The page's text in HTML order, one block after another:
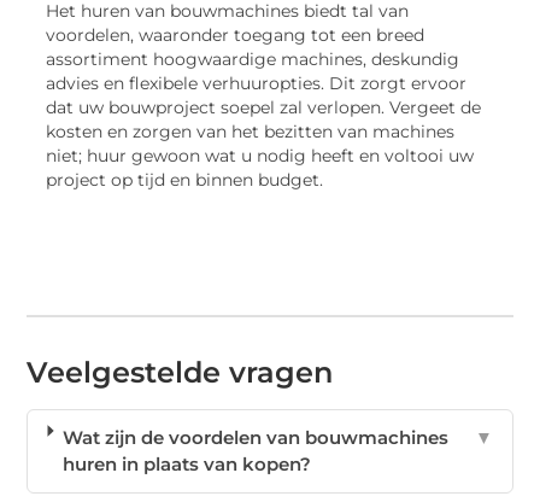
Het huren van bouwmachines biedt tal van
voordelen, waaronder toegang tot een breed
assortiment hoogwaardige machines, deskundig
advies en flexibele verhuuropties. Dit zorgt ervoor
dat uw bouwproject soepel zal verlopen. Vergeet de
kosten en zorgen van het bezitten van machines
niet; huur gewoon wat u nodig heeft en voltooi uw
project op tijd en binnen budget.
Veelgestelde vragen
Wat zijn de voordelen van bouwmachines
huren in plaats van kopen?
▼